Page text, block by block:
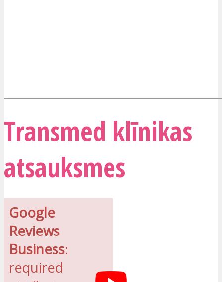
Transmed klīnikas
atsauksmes
Google
Reviews
Business:
required